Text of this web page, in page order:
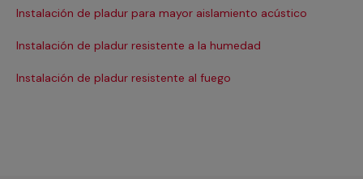
Instalación de pladur para mayor aislamiento acústico
Instalación de pladur resistente a la humedad
Instalación de pladur resistente al fuego